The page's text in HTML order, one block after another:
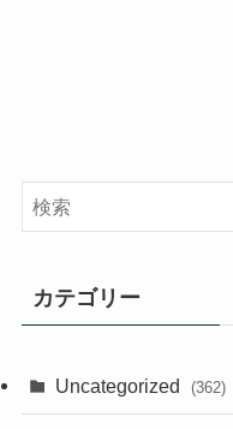
カテゴリー
Uncategorized (362)